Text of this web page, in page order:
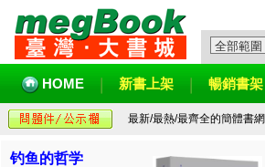
HOME 新書上架 暢銷書架
最新/最熱/最齊全的簡體書網
钓鱼的哲学